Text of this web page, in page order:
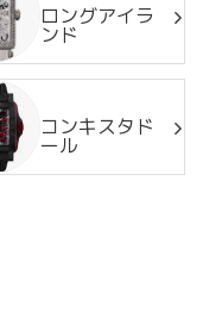
ロングアイラ
ンド
コンキスタド
ール